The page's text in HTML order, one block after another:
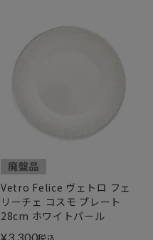
廃盤品
Vetro Felice ヴェトロ フェ
リーチェ コスモ プレート
28cm ホワイトパール
¥3,300税込